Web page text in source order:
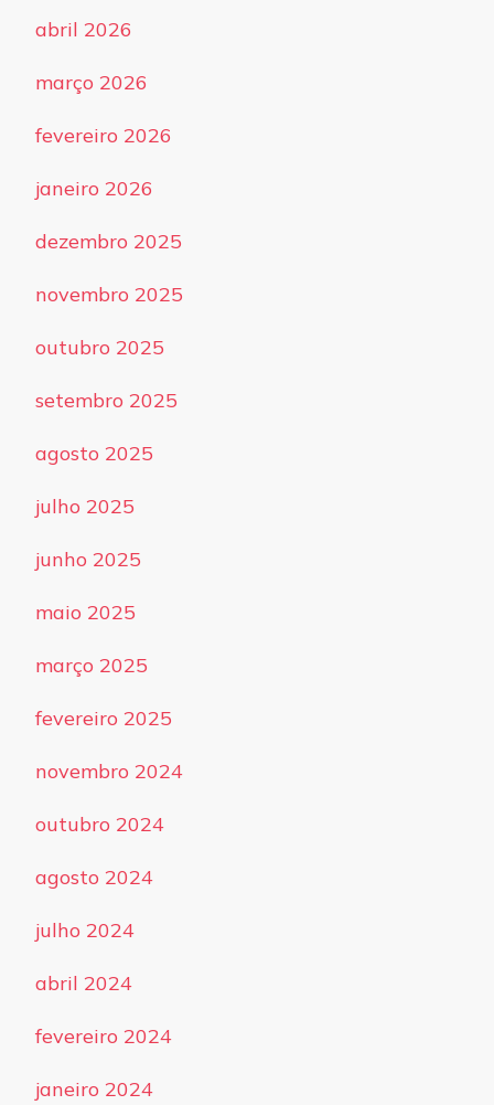
abril 2026
março 2026
fevereiro 2026
janeiro 2026
dezembro 2025
novembro 2025
outubro 2025
setembro 2025
agosto 2025
julho 2025
junho 2025
maio 2025
março 2025
fevereiro 2025
novembro 2024
outubro 2024
agosto 2024
julho 2024
abril 2024
fevereiro 2024
janeiro 2024